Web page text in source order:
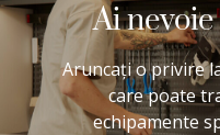
Ai
Aruncați o privire
care poate
echipamente